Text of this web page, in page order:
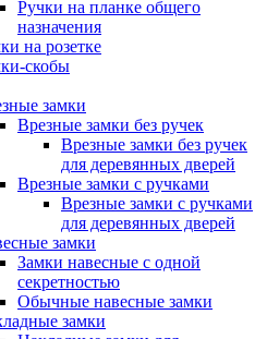
Ручки на планке общего
назначения
на розетке
скобы
замки
Врезные замки без ручек
Врезные замки без ручек
для деревянных дверей
Врезные замки с ручками
Врезные замки с ручками
для деревянных дверей
замки
Замки навесные с одной
секретностью
Обычные навесные замки
замки